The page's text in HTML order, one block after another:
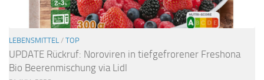
LEBENSMITTEL / TOP
UPDATE Rückruf: Noroviren in tiefgefrorener Freshona
Bio Beerenmischung via Lidl